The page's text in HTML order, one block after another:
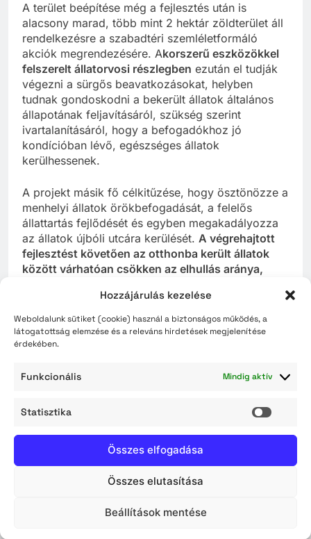
Hozzájárulás kezelése
Weboldalunk sütiket (cookie) használ a biztonságos működés, a
látogatottság elemzése és a releváns hirdetések megjelenítése
érdekében.
Funkcionális Mindig aktív
Statisztika
Összes elfogadása
Összes elutasítása
Beállítások mentése
A terület beépítése még a fejlesztés után is
alacsony marad, több mint 2 hektár zöldterület áll
rendelkezésre a szabadtéri szemléletformáló
akciók megrendezésére. Akorszerű eszközökkel
felszerelt állatorvosi részlegben ezután el tudják
végezni a sürgős beavatkozásokat, helyben
tudnak gondoskodni a bekerült állatok általános
állapotának feljavításáról, szükség szerint
ivartalanításáról, hogy a befogadókhoz jó
kondícióban lévő, egészséges állatok
kerülhessenek.
A projekt másik fő célkitűzése, hogy ösztönözze a
menhelyi állatok örökbefogadását, a felelős
állattartás fejlődését és egyben megakadályozza
az állatok újbóli utcára kerülését. A végrehajtott
fejlesztést követően az otthonba került állatok
között várhatóan csökken az elhullás aránya,
kerülhet új gazdákhoz.
A kivitelezési munkálatok október 8-án
befejeződtek, a használatba vételi eljárás jelenleg
projekt ideje alatt viszonylag zökkenőmentes, a
folyamatos, a projekt keretében az alábbi
négy örökbefogadás népszerűsítő nyílt nap
került megrendezésre;
folyamatos a nyílt biológia órák szervezése
bemutatókat kisiskolások számára az